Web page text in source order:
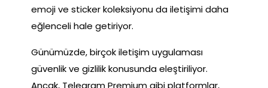
emoji ve sticker koleksiyonu da iletişimi daha
eğlenceli hale getiriyor.
Günümüzde, birçok iletişim uygulaması
güvenlik ve gizlilik konusunda eleştiriliyor.
Ancak, Telegram Premium gibi platformlar,